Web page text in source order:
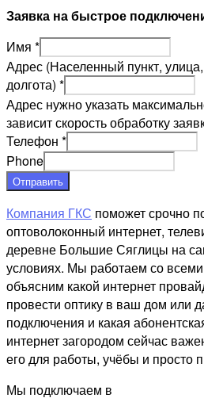
Заявка на быстрое
Имя *
Адрес (Населенный пункт,
долгота) *
Адрес нужно указать
зависит скорость обработку
Телефон *
Phone
Отправить
Компания ГКС поможет срочно
оптоволоконный интернет,
деревне Большие Сяглицы на
условиях. Мы работаем со
объясним какой интернет
провести оптику в ваш дом или
подключения и какая
интернет загородом сейчас
его для работы, учёбы и просто
Мы подключаем в